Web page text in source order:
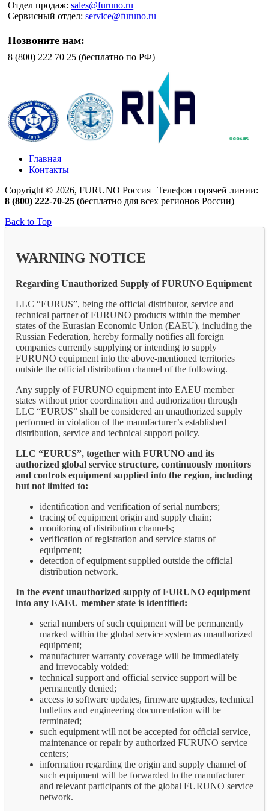
Отдел продаж:sales@furuno.ru
Сервисный отдел:service@furuno.ru
Позвоните нам:
8 (800) 222 70 25 (бесплатно по РФ)
Главная
Контакты
Copyright © 2026, FURUNO Россия | Телефон горячей линии:
8 (800) 222-70-25 (бесплатно для всех регионов России)
Back to Top
WARNING NOTICE
Regarding Unauthorized Supply of FURUNO Equipment
LLC “EURUS”, being the official distributor, service and
technical partner of FURUNO products within the member
states of the Eurasian Economic Union (EAEU), including the
Russian Federation, hereby formally notifies all foreign
companies currently supplying or intending to supply
FURUNO equipment into the above-mentioned territories
outside the official distribution channel of the following.
Any supply of FURUNO equipment into EAEU member
states without prior coordination and authorization through
LLC “EURUS” shall be considered an unauthorized supply
performed in violation of the manufacturer’s established
distribution, service and technical support policy.
LLC “EURUS”, together with FURUNO and its
authorized global service structure, continuously monitors
and controls equipment supplied into the region, including
but not limited to:
identification and verification of serial numbers;
tracing of equipment origin and supply chain;
monitoring of distribution channels;
verification of registration and service status of
equipment;
detection of equipment supplied outside the official
distribution network.
In the event unauthorized supply of FURUNO equipment
into any EAEU member state is identified:
serial numbers of such equipment will be permanently
marked within the global service system as unauthorized
equipment;
manufacturer warranty coverage will be immediately
and irrevocably voided;
technical support and official service support will be
permanently denied;
access to software updates, firmware upgrades, technical
bulletins and engineering documentation will be
terminated;
such equipment will not be accepted for official service,
maintenance or repair by authorized FURUNO service
centers;
information regarding the origin and supply channel of
such equipment will be forwarded to the manufacturer
and relevant participants of the global FURUNO service
network.